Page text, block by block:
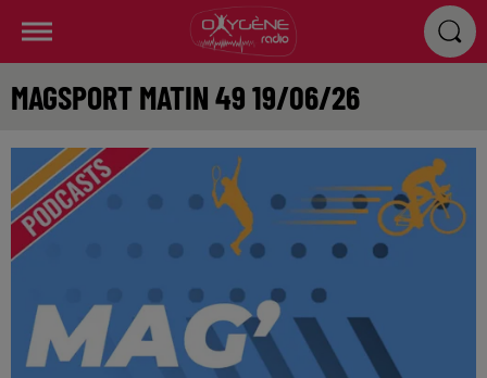
MAGSPORT MATIN 49 19/06/26